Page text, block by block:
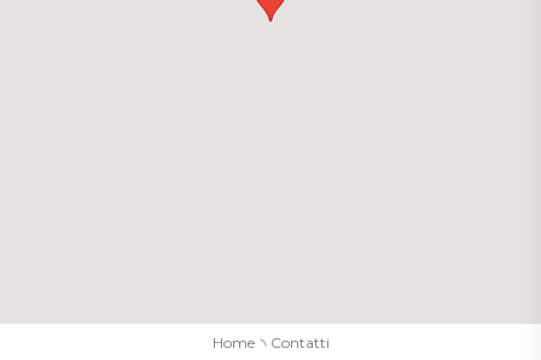
Home ৲ Contatti